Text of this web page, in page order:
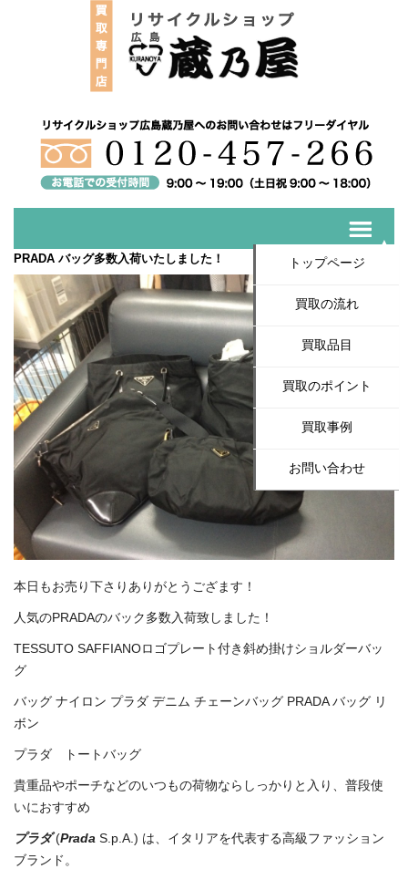
トップページ
買取の流れ
買取品目
買取のポイント
買取事例
お問い合わせ
PRADA バッグ多数入荷いたしました！
本日もお売り下さりありがとうござます！
人気のPRADAのバック多数入荷致しました！
TESSUTO SAFFIANOロゴプレート付き斜め掛けショルダーバッ
グ
バッグ ナイロン プラダ デニム チェーンバッグ PRADA バッグ リ
ボン
プラダ トートバッグ
貴重品やポーチなどのいつもの荷物ならしっかりと入り、普段使
いにおすすめ
プラダ(Prada S.p.A.) は、イタリアを代表する高級ファッション
ブランド。